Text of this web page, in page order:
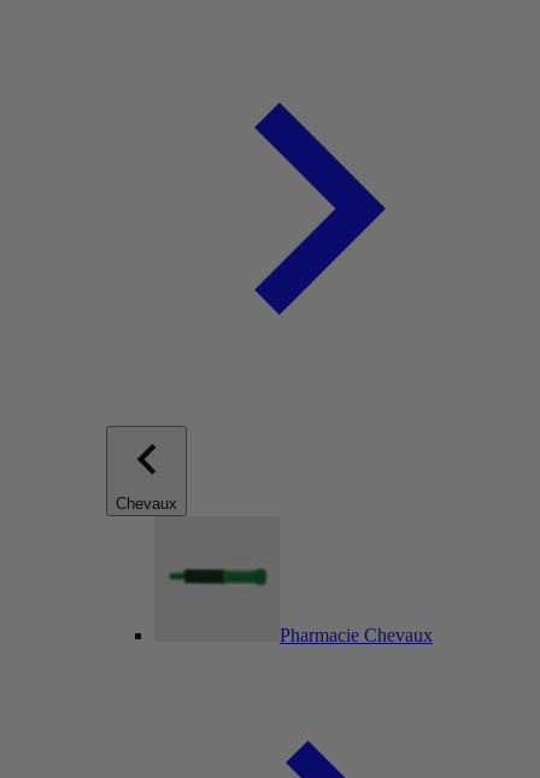
Chevaux
Pharmacie Chevaux